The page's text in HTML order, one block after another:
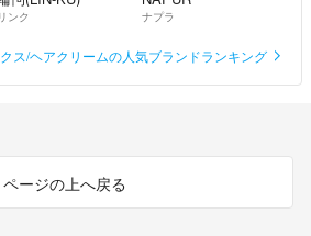
リンク ナプラ
ス/ヘアクリームの人気ブランドランキング
ページの上へ戻る